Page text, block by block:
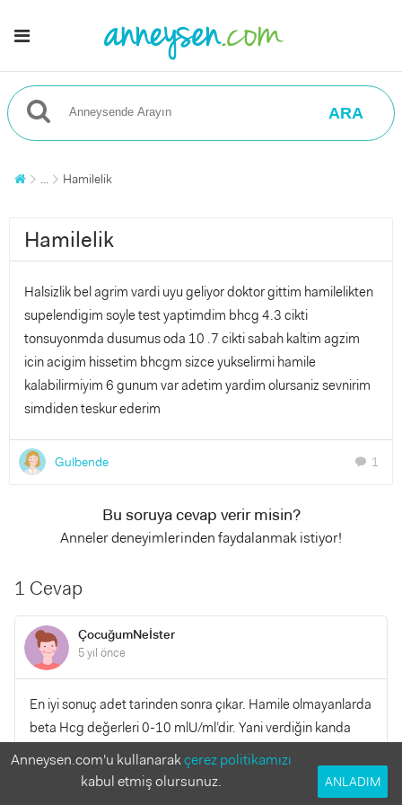
ARA
... Hamilelik
Hamilelik
Halsizlik bel agrim vardi uyu geliyor doktor gittim hamilelikten
supelendigim soyle test yaptimdim bhcg 4.3 cikti
tonsuyonmda dusumus oda 10 .7 cikti sabah kaltim agzim
icin acigim hissetim bhcgm sizce yukselirmi hamile
kalabilirmiyim 6 gunum var adetim yardim olursaniz sevnirim
simdiden teskur ederim
Gulbende chat 1
Bu soruya cevap verir misin?
Anneler deneyimlerinden faydalanmak istiyor!
1 Cevap
ÇocuğumNeİster
5 yıl önce
En iyi sonuç adet tarinden sonra çıkar. Hamile olmayanlarda
beta Hcg değerleri 0-10 mlU/ml’dir. Yani verdiğin kanda
beta Hcg 0.1 veya Bhcg 1.20 gibi sonuçlar görürsen,
hamile olmadığını anlayabilirsin. Hamile olman için HCG
hormonu değerinin kanda en az 10 mlU/ml veya üzerinde
Anneysen.com'u kullanarakçerez politikamızı
kabul etmiş olursunuz.
ANLADIM